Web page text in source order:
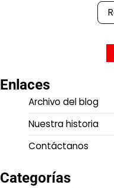
pagination
Enlaces
Archivo del blog
Nuestra historia
Contáctanos
Categorías